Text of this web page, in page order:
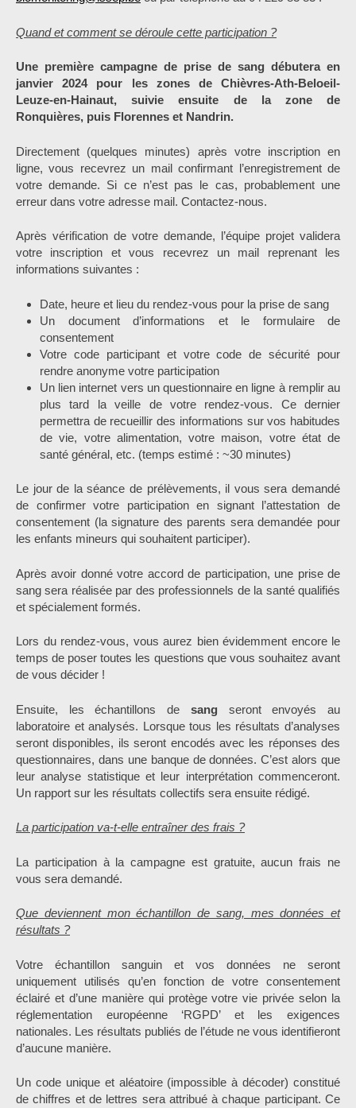
Quand et comment se déroule cette participation ?
Une première campagne de prise de sang débutera en
janvier 2024 pour les zones de Chièvres-Ath-Beloeil-
Leuze-en-Hainaut, suivie ensuite de la zone de
Ronquières, puis Florennes et Nandrin.
Directement (quelques minutes) après votre inscription en
ligne, vous recevrez un mail confirmant l’enregistrement de
votre demande. Si ce n’est pas le cas, probablement une
erreur dans votre adresse mail. Contactez-nous.
Après vérification de votre demande, l’équipe projet validera
votre inscription et vous recevrez un mail reprenant les
informations suivantes :
Date, heure et lieu du rendez-vous pour la prise de sang
Un document d’informations et le formulaire de
consentement
Votre code participant et votre code de sécurité pour
rendre anonyme votre participation
Un lien internet vers un questionnaire en ligne à remplir au
plus tard la veille de votre rendez-vous. Ce dernier
permettra de recueillir des informations sur vos habitudes
de vie, votre alimentation, votre maison, votre état de
santé général, etc. (temps estimé : ~30 minutes)
Le jour de la séance de prélèvements, il vous sera demandé
de confirmer votre participation en signant l’attestation de
consentement (la signature des parents sera demandée pour
les enfants mineurs qui souhaitent participer).
Après avoir donné votre accord de participation, une prise de
sang sera réalisée par des professionnels de la santé qualifiés
et spécialement formés.
Lors du rendez-vous, vous aurez bien évidemment encore le
temps de poser toutes les questions que vous souhaitez avant
de vous décider !
Ensuite, les échantillons de sangseront envoyés au
laboratoire et analysés. Lorsque tous les résultats d’analyses
seront disponibles, ils seront encodés avec les réponses des
questionnaires, dans une banque de données. C’est alors que
leur analyse statistique et leur interprétation commenceront.
Un rapport sur les résultats collectifs sera ensuite rédigé.
La participation va-t-elle entraîner des frais ?
La participation à la campagne est gratuite, aucun frais ne
vous sera demandé.
Que deviennent mon échantillon de sang, mes données et
résultats ?
Votre échantillon sanguin et vos données ne seront
uniquement utilisés qu’en fonction de votre consentement
éclairé et d’une manière qui protège votre vie privée selon la
réglementation européenne ‘RGPD’ et les exigences
nationales. Les résultats publiés de l’étude ne vous identifieront
d’aucune manière.
Un code unique et aléatoire (impossible à décoder) constitué
de chiffres et de lettres sera attribué à chaque participant. Ce